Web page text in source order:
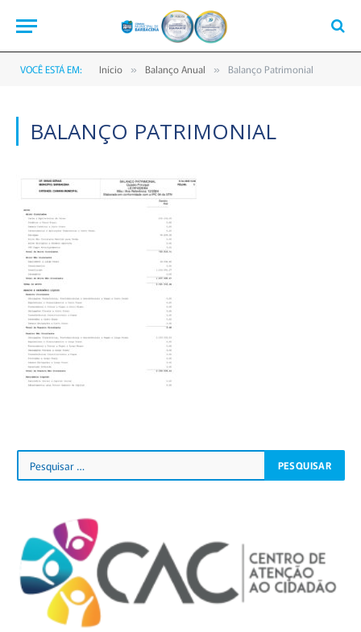
VOCÊ ESTÁ EM: Início » Balanço Anual » Balanço Patrimonial
BALANÇO PATRIMONIAL